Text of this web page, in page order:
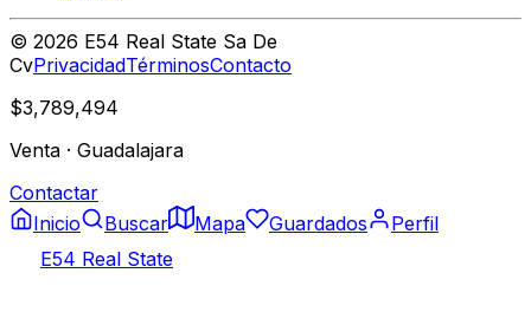
© 2026 E54 Real State Sa De
CvPrivacidadTérminosContacto
$3,789,494
Venta · Guadalajara
Contactar
Inicio
Buscar Mapa Guardados
Perfil
E54 Real State